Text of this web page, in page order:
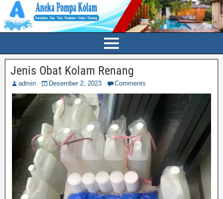
Jenis Obat Kolam Renang
admin Desember 2, 2023 Comments